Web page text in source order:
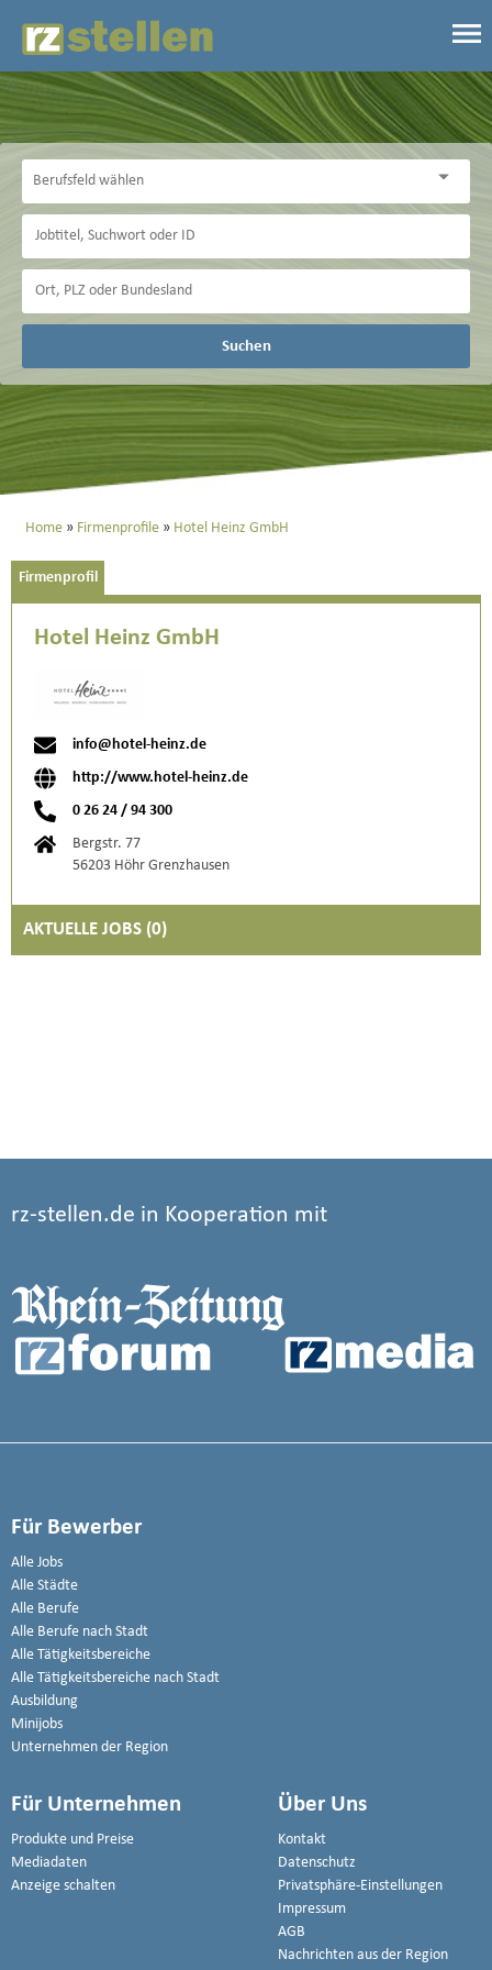
Suchen
Home Firmenprofile Hotel Heinz GmbH
Firmenprofil
Hotel Heinz GmbH
info@hotel-heinz.de
http://www.hotel-heinz.de
0 26 24 / 94 300
Bergstr. 77
56203 Höhr Grenzhausen
AKTUELLE JOBS (0)
rz-stellen.de in Kooperation mit
Für Bewerber
Alle Jobs
Alle Städte
Alle Berufe
Alle Berufe nach Stadt
Alle Tätigkeitsbereiche
Alle Tätigkeitsbereiche nach Stadt
Ausbildung
Minijobs
Unternehmen der Region
Für Unternehmen
Produkte und Preise
Mediadaten
Anzeige schalten
Über Uns
Kontakt
Datenschutz
Privatsphäre-Einstellungen
Impressum
AGB
Nachrichten aus der Region